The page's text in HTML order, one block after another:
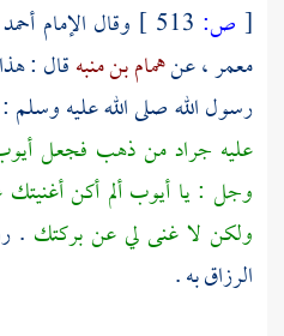
[ ص: وقال الإمام
معمر، عنهمام بن منبهقال :
رسول الله صلى الله عليه وسلم :
عليه جراد من ذهب فجعل أيوب
وجل : يا أيوب ألم أكن
ولكن لا غنى لي عن بركتك .
الرزاقبه .